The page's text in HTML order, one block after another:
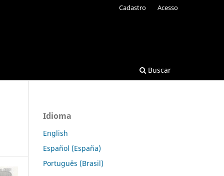
Buscar
Cadastro Acesso
Idioma
English
Español (España)
Português (Brasil)